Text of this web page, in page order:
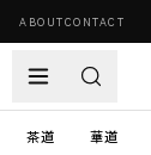
ABOUTCONTACT
茶道 華道